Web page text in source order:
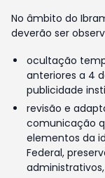
No âmbito do
deverão ser
ocultação
anteriores a 4
publicidade
revisão e
comunicação
elementos da
Federal,